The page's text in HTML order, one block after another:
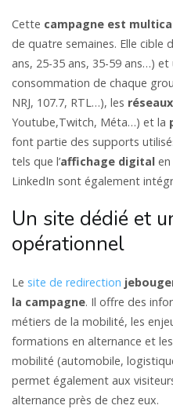
Cette campagne est
de quatre semaines. Elle cible
ans, 25-35 ans, 35-59 ans…)
consommation de chaque
NRJ, 107.7, RTL…), les
Youtube,Twitch, Méta…) et la
font partie des supports
tels que l’affichage digital
LinkedIn sont également
Un site dédié et
opérationnel
Le site de redirection
la campagne. Il offre des
métiers de la mobilité, les
formations en alternance et
mobilité (automobile,
permet également aux
alternance près de chez eux.